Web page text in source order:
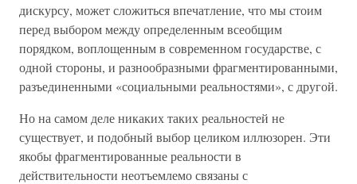
дискурсу, может сложиться впечатление, что мы стоим
перед выбором между определенным всеобщим
порядком, воплощенным в современном государстве, с
одной стороны, и разнообразными фрагментированными,
разъединенными «социальными реальностями», с другой.
Но на самом деле никаких таких реальностей не
существует, и подобный выбор целиком иллюзорен. Эти
якобы фрагментированные реальности в
действительности неотъемлемо связаны с